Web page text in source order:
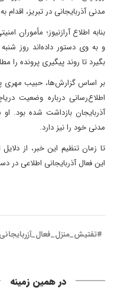
مدنی آذربایجانی در تبریز،
بنابه اطلاع آرازنیوز؛ مأموران
و به وی دستور داده‌اند روز
بگیرد تا روند پیگیری پرونده را
بر اساس گزارش‌ها، حبیب مهری
اطلاع‌رسانی درباره وضعیت
آذربایجان بازداشت شده بود.
مدنی خود را نیز دارد.
تا زمان تنظیم این خبر، از
این فعال آذربایجانی اطلاعی
#تفتیش_منزل_فعال_آزربایجانی
در همین زمینه